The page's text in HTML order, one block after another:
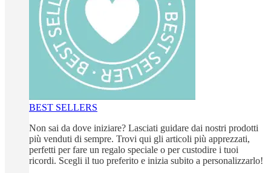
BEST SELLERS
Non sai da dove iniziare? Lasciati guidare dai nostri prodotti
più venduti di sempre. Trovi qui gli articoli più apprezzati,
perfetti per fare un regalo speciale o per custodire i tuoi
ricordi. Scegli il tuo preferito e inizia subito a personalizzarlo!